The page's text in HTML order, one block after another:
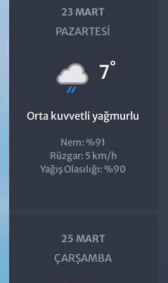
23 MART
PAZARTESI
7°
Orta kuvvetli yağmurlu
Nem: %91
Rüzgar: 5 km/h
Yağış Olasılığı: %90
25 MART
ÇARŞAMBA